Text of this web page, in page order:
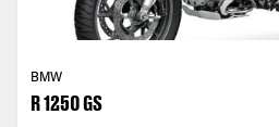
BMW
R 1250 GS